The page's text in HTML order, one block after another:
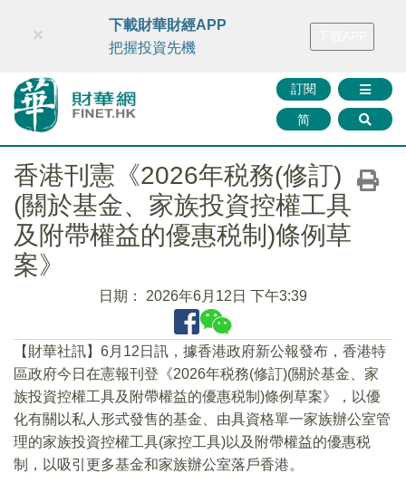
財華智庫網 FINTV FINMETA 財華證券 媒體矩陣
訂閱
简
×
下載財華財經APP
把握投資先機
香港刊憲《2026年税務(修訂)
(關於基金、家族投資控權工具
及附帶權益的優惠税制)條例草
案》
日期： 2026年6月12日 下午3:39
【財華社訊】6月12日訊，據香港政府新公報發布，香港特
區政府今日在憲報刊登《2026年税務(修訂)(關於基金、家
族投資控權工具及附帶權益的優惠税制)條例草案》，以優
化有關以私人形式發售的基金、由具資格單一家族辦公室管
理的家族投資控權工具(家控工具)以及附帶權益的優惠税
制，以吸引更多基金和家族辦公室落戶香港。